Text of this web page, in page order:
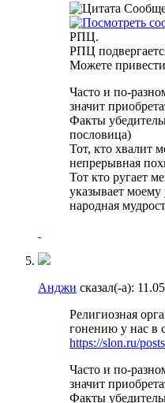
РПЦ.
РПЦ
Можете
Часто и по-
значит
Факты
пословица)
Тот, кто хвалит
непрерывная
Тот кто ругает
указывает
народная
Анджи сказал(-а):
Религиозная
гонению у нас в
https://slon.ru/
Часто и по-
значит
Факты